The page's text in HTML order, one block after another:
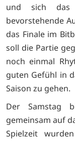
und sich das
bevorstehende
das Finale im
soll die Partie
noch einmal
guten Gefühl in
Saison zu gehen.
Der Samstag
gemeinsam auf
Spielzeit